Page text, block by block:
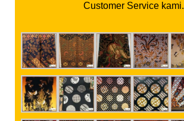
Customer Service kami.